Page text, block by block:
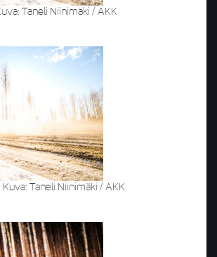
Taneli Niinimäki / AKK
Taneli Niinimäki / AKK